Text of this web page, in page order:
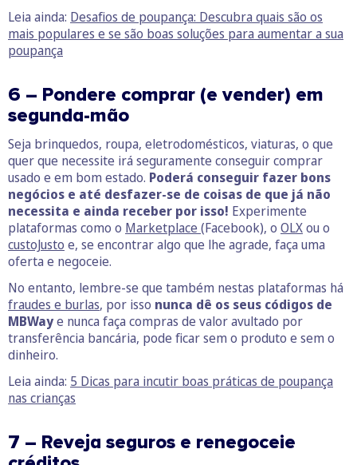
Leia ainda: Desafios de poupança: Descubra quais são os
mais populares e se são boas soluções para aumentar a sua
poupança
6 – Pondere comprar (e vender) em
segunda-mão
Seja brinquedos, roupa, eletrodomésticos, viaturas, o que
quer que necessite irá seguramente conseguir comprar
usado e em bom estado. Poderá conseguir fazer bons
negócios e até desfazer-se de coisas de que já não
necessita e ainda receber por isso! Experimente
plataformas como o Marketplace (Facebook), o OLXou o
custoJusto e, se encontrar algo que lhe agrade, faça uma
oferta e negoceie.
No entanto, lembre-se que também nestas plataformas há
fraudes e burlas, por isso nunca dê os seus códigos de
MBWaye nunca faça compras de valor avultado por
transferência bancária, pode ficar sem o produto e sem o
dinheiro.
Leia ainda: 5 Dicas para incutir boas práticas de poupança
nas crianças
7 – Reveja seguros e renegoceie